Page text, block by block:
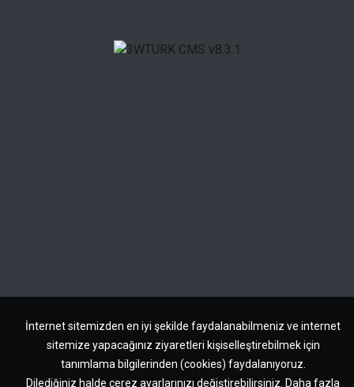
İnternet sitemizden en iyi şekilde faydalanabilmeniz ve internet
sitemize yapacağınız ziyaretleri kişiselleştirebilmek için
tanımlama bilgilerinden (cookies) faydalanıyoruz.
Dilediğiniz halde çerez ayarlarınızı değiştirebilirsiniz. Daha fazla